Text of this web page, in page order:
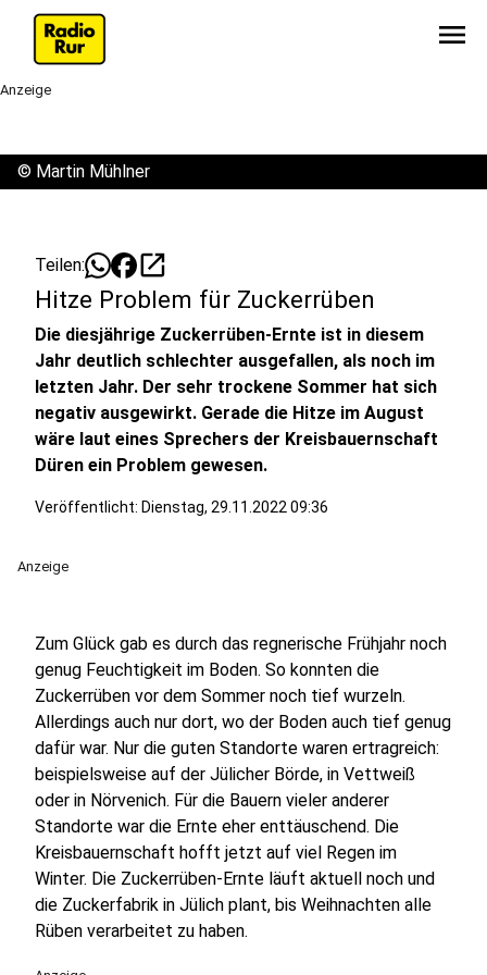
menu
Anzeige
© Martin Mühlner
Teilen: open_in_new
Hitze Problem für Zuckerrüben
Die diesjährige Zuckerrüben-Ernte ist in diesem
Jahr deutlich schlechter ausgefallen, als noch im
letzten Jahr. Der sehr trockene Sommer hat sich
negativ ausgewirkt. Gerade die Hitze im August
wäre laut eines Sprechers der Kreisbauernschaft
Düren ein Problem gewesen.
Veröffentlicht: Dienstag, 29.11.2022 09:36
Anzeige
Zum Glück gab es durch das regnerische Frühjahr noch
genug Feuchtigkeit im Boden. So konnten die
Zuckerrüben vor dem Sommer noch tief wurzeln.
Allerdings auch nur dort, wo der Boden auch tief genug
dafür war. Nur die guten Standorte waren ertragreich:
beispielsweise auf der Jülicher Börde, in Vettweiß
oder in Nörvenich. Für die Bauern vieler anderer
Standorte war die Ernte eher enttäuschend. Die
Kreisbauernschaft hofft jetzt auf viel Regen im
Winter. Die Zuckerrüben-Ernte läuft aktuell noch und
die Zuckerfabrik in Jülich plant, bis Weihnachten alle
Rüben verarbeitet zu haben.